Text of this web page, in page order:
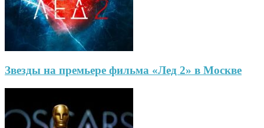
Звезды на премьере фильма «Лед 2» в Москве